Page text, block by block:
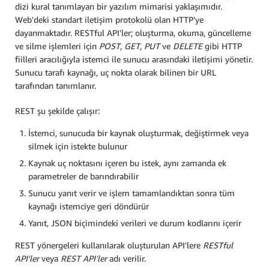
dizi kural tanımlayan bir yazılım mimarisi yaklaşımıdır.
Web'deki standart iletişim protokolü olan HTTP'ye
dayanmaktadır. RESTful API'ler; oluşturma, okuma, güncelleme
ve silme işlemleri için POST, GET, PUTve DELETEgibi HTTP
fiilleri aracılığıyla istemci ile sunucu arasındaki iletişimi yönetir.
Sunucu tarafı kaynağı, uç nokta olarak bilinen bir URL
tarafından tanımlanır.
REST şu şekilde çalışır:
İstemci, sunucuda bir kaynak oluşturmak, değiştirmek veya
silmek için istekte bulunur
Kaynak uç noktasını içeren bu istek, aynı zamanda ek
parametreler de barındırabilir
Sunucu yanıt verir ve işlem tamamlandıktan sonra tüm
kaynağı istemciye geri döndürür
Yanıt, JSON biçimindeki verileri ve durum kodlarını içerir
REST yönergeleri kullanılarak oluşturulan API'lere RESTful
API'lerveya REST API'leradı verilir.